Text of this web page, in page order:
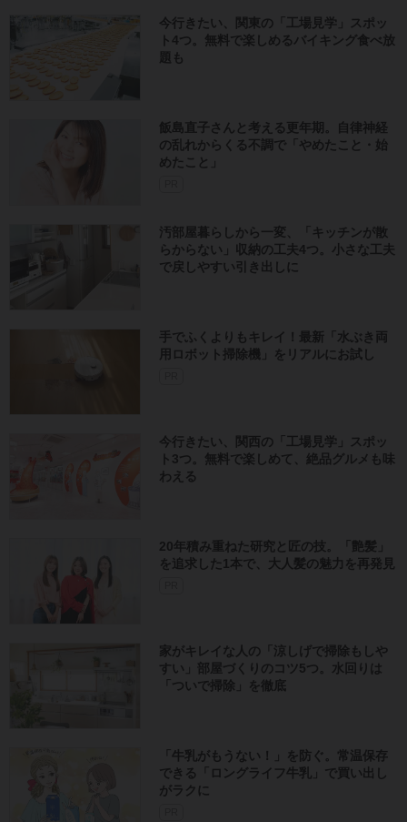
今行きたい、関東の「工場見学」スポッ
ト4つ。無料で楽しめるバイキング食べ放
題も
飯島直子さんと考える更年期。自律神経
の乱れからくる不調で「やめたこと・始
めたこと」
汚部屋暮らしから一変、「キッチンが散
らからない」収納の工夫4つ。小さな工夫
で戻しやすい引き出しに
手でふくよりもキレイ！最新「水ぶき両
用ロボット掃除機」をリアルにお試し
今行きたい、関西の「工場見学」スポッ
ト3つ。無料で楽しめて、絶品グルメも味
わえる
20年積み重ねた研究と匠の技。「艶髪」
を追求した1本で、大人髪の魅力を再発見
家がキレイな人の「涼しげで掃除もしや
すい」部屋づくりのコツ5つ。水回りは
「ついで掃除」を徹底
「牛乳がもうない！」を防ぐ。常温保存
できる「ロングライフ牛乳」で買い出し
がラクに